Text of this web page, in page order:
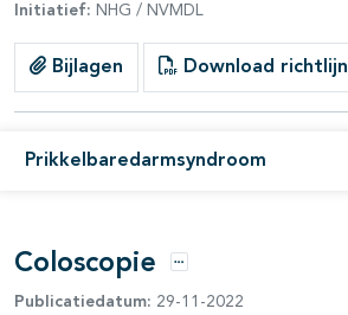
Initiatief: NHG / NVMDL
Bijlagen Download richtlijn
Prikkelbaredarmsyndroom
open- en dichtklappen
Coloscopie Opties
Publicatiedatum: 29-11-2022